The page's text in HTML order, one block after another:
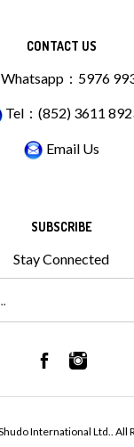
CONTACT US
Whatsapp：5976
Tel：(852) 3611
Email Us
SUBSCRIBE
Stay Connected
Email